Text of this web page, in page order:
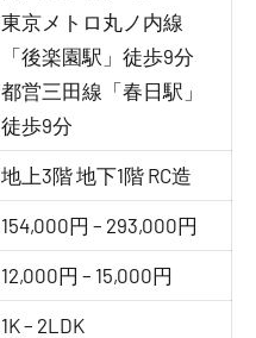
東京メトロ丸ノ内線
「後楽園駅」徒歩9分
都営三田線「春日駅」
徒歩9分
地上3階 地下1階 RC造
154,000円 – 293,000円
12,000円 – 15,000円
1K – 2LDK